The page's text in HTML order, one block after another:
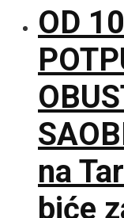
OD
na
biće